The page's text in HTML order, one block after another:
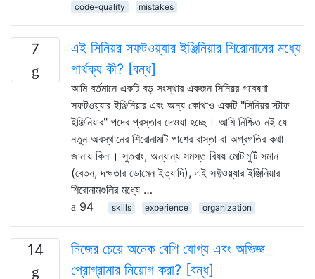
code-quality
mistakes
7
এই সিনিয়র সফটওয়্যার ইঞ্জিনিয়ার শিরোনামের মধ্যে
পার্থক্য কী? [বন্ধ]
আমি বর্তমানে একটি বড় সংস্থার একজন সিনিয়র গবেষণা
সফটওয়্যার ইঞ্জিনিয়ার এবং অন্য কোথাও একটি "সিনিয়র স্টাফ
ইঞ্জিনিয়ার" পদের প্রস্তাব দেওয়া হচ্ছে। আমি নিশ্চিত নই যে
নতুন অবস্থানের শিরোনামটি পাশের রাস্তা বা অগ্রগতির কথা
জানায় কিনা। সুতরাং, অন্যান্য সমস্ত বিষয় মোটামুটি সমান
(বেতন, দক্ষতার ডোমেন ইত্যাদি), এই সফ্টওয়্যার ইঞ্জিনিয়ার
শিরোনামগুলির মধ্যে …
94
skills experience organization
14
নিজের চেয়ে অনেক বেশি যোগ্য এবং অভিজ্ঞ
প্রোগ্রামার নিয়োগ করা? [বন্ধ]